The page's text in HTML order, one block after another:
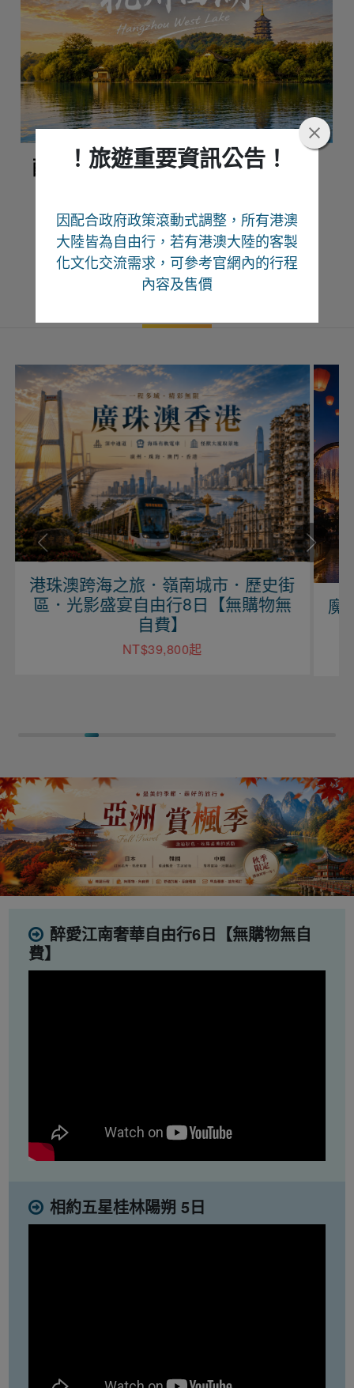
！旅遊重要資訊公告！
因配合政府政策滾動式調整，所有港澳
大陸皆為自由行，若有港澳大陸的客製
化文化交流需求，可參考官網內的行程
內容及售價
醉愛江南奢華自由行六日
熱門推薦
港珠澳跨海之旅．嶺南城市．歷史街
區．光影盛宴自由行8日【無購物無
自費】
NT$39,800起
魔
醉愛江南奢華自由行6日【無購物無自
費】
相約五星桂林陽朔 5日